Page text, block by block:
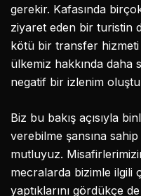
gerekir. Kafasında
ziyaret eden bir turistin
kötü bir transfer hizmeti
ülkemiz hakkında
negatif bir izlenim
Biz bu bakış açısıyla
verebilme şansına
mutluyuz.
mecralarda bizimle ilgili
yaptıklarını gördükçe